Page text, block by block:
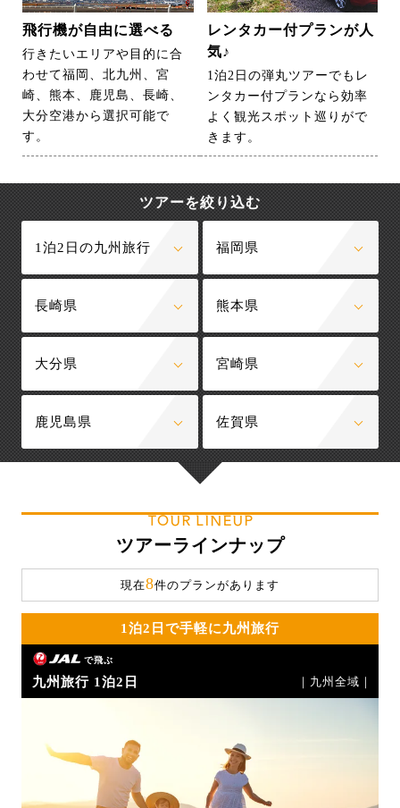
飛行機が自由に選べる
行きたいエリアや目的に合
わせて福岡、北九州、宮
崎、熊本、鹿児島、長崎、
大分空港から選択可能で
す。
レンタカー付プランが人
気♪
1泊2日の弾丸ツアーでもレ
ンタカー付プランなら効率
よく観光スポット巡りがで
きます。
ツアーを絞り込む
1泊2日の九州旅行 福岡県
長崎県 熊本県
大分県 宮崎県
鹿児島県 佐賀県
TOUR LINEUP
ツアーラインナップ
現在8件のプランがあります
1泊2日で手軽に九州旅行
で飛ぶ
九州旅行 1泊2日 ｜九州全域｜